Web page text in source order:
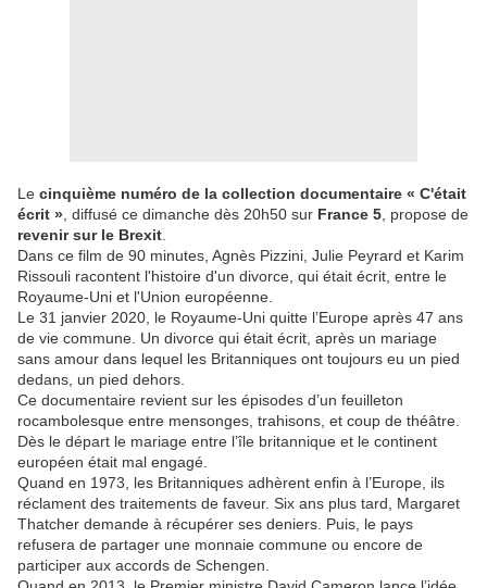
Le cinquième numéro de la collection documentaire « C'était
écrit » , diffusé ce dimanche dès 20h50 sur France 5 , propose de
revenir sur le Brexit
Dans ce film de 90 minutes, Agnès Pizzini, Julie Peyrard et Karim
Rissouli racontent l'histoire d'un divorce, qui était écrit, entre le
Royaume-Uni et l'Union européenne.
Le 31 janvier 2020, le Royaume-Uni quitte l’Europe après 47 ans
de vie commune. Un divorce qui était écrit, après un mariage
sans amour dans lequel les Britanniques ont toujours eu un pied
dedans, un pied dehors.
Ce documentaire revient sur les épisodes d’un feuilleton
rocambolesque entre mensonges, trahisons, et coup de théâtre.
Dès le départ le mariage entre l’île britannique et le continent
européen était mal engagé.
Quand en 1973, les Britanniques adhèrent enfin à l’Europe, ils
réclament des traitements de faveur. Six ans plus tard, Margaret
Thatcher demande à récupérer ses deniers. Puis, le pays
refusera de partager une monnaie commune ou encore de
participer aux accords de Schengen.